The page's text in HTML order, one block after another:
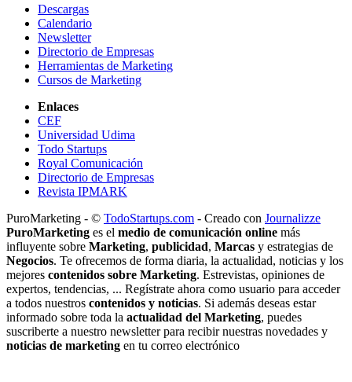
Descargas
Calendario
Newsletter
Directorio de Empresas
Herramientas de Marketing
Cursos de Marketing
Enlaces
CEF
Universidad Udima
Todo Startups
Royal Comunicación
Directorio de Empresas
Revista IPMARK
PuroMarketing - © TodoStartups.com - Creado con Journalizze
PuroMarketing es el medio de comunicación online más
influyente sobre Marketing, publicidad, Marcas y estrategias de
Negocios. Te ofrecemos de forma diaria, la actualidad, noticias y los
mejores contenidos sobre Marketing. Estrevistas, opiniones de
expertos, tendencias, ... Regístrate ahora como usuario para acceder
a todos nuestros contenidos y noticias. Si además deseas estar
informado sobre toda la actualidad del Marketing, puedes
suscriberte a nuestro newsletter para recibir nuestras novedades y
noticias de marketing en tu correo electrónico